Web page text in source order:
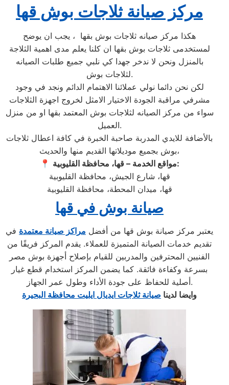
مركز صيانة ثلاجات بوش قها
هكذا مركز صيانه ثلاجات بوش بقها ، يجب ان يوضح
لمستخدمى ثلاجات بوش بقها ان كلنا يعلم مدى اهمية الثلاجة
بالمنزل ونحن لا ندخر جهدا كي نلبي جميع طلبات الصيانه
لثلاجات بوش.
لكن نحن دائما نولي عملائنا الاهتمام الدائم ونجد في وجود
مشرفي مراقبة الجودة الاختيار الامثل لخروج اجهزة الثلاجات
سواء من مركز الصيانه لثلاجات بوش المعتمد بقها او من منزل
العميل.
بالأضافة للايدي المدربة صاحبة الخبرة في كافة اعطال ثلاجات
بوش بجميع موديلاتها القديم منها والحديث،
📍
مواقع الخدمة – قها، محافظة القليوبية:
قها، شارع الجيش، محافظة القليوبية
قها، ميدان المحطة، محافظة القليوبية
صيانة بوش في قها
يعتبر مركز صيانة بوش قها من أفضل مراكز صيانة معتمدة في
تقديم خدمات الصيانة المتميزة للعملاء. يقدم المركز فريقًا من
الفنيين المحترفين والمدربين للقيام بإصلاح أجهزة بوش مصر
بسرعة وكفاءة فائقة. كما يضمن المركز استخدام قطع غيار
أصلية للحفاظ على جودة الأداء وطول عمر الجهاز.
وايضا لدينا صيانة ثلاجات ايديال ايليت محافظة البحيرة